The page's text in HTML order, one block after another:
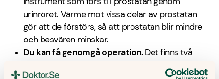
urinröret. Värme mot vissa delar av prostatan
gör att de förstörs, så att prostatan blir mindre
och besvären minskar.
Du kan få genomgå operation.Det finns två